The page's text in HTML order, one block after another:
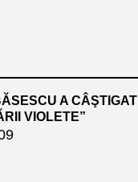
A CÂŞTIGAT
VIOLETE”